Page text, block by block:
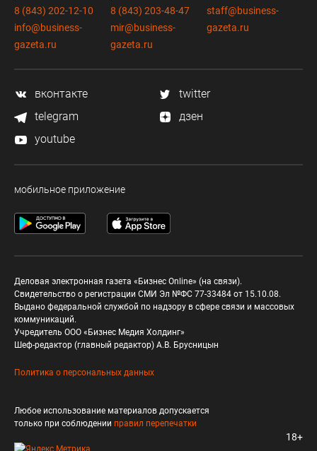
8 (843) 202-12-10
info@business-
gazeta.ru
8 (843) 203-48-47
mir@business-
gazeta.ru
staff@business-
gazeta.ru
вконтакте
twitter
telegram
дзен
youtube
мобильное приложение
Деловая электронная газета «Бизнес Online» (на связи).
Свидетельство о регистрации СМИ Эл №ФС 77-33484 от 15.10.08.
Выдано федеральной службой по надзору в сфере связи и массовых
коммуникаций.
Учредитель ООО «Бизнес Медия Холдинг»
Шеф-редактор (главный редактор) А.В. Брусницын
Политика о персональных данных
Любое использование материалов допускается
только при соблюдении правил перепечатки
18+